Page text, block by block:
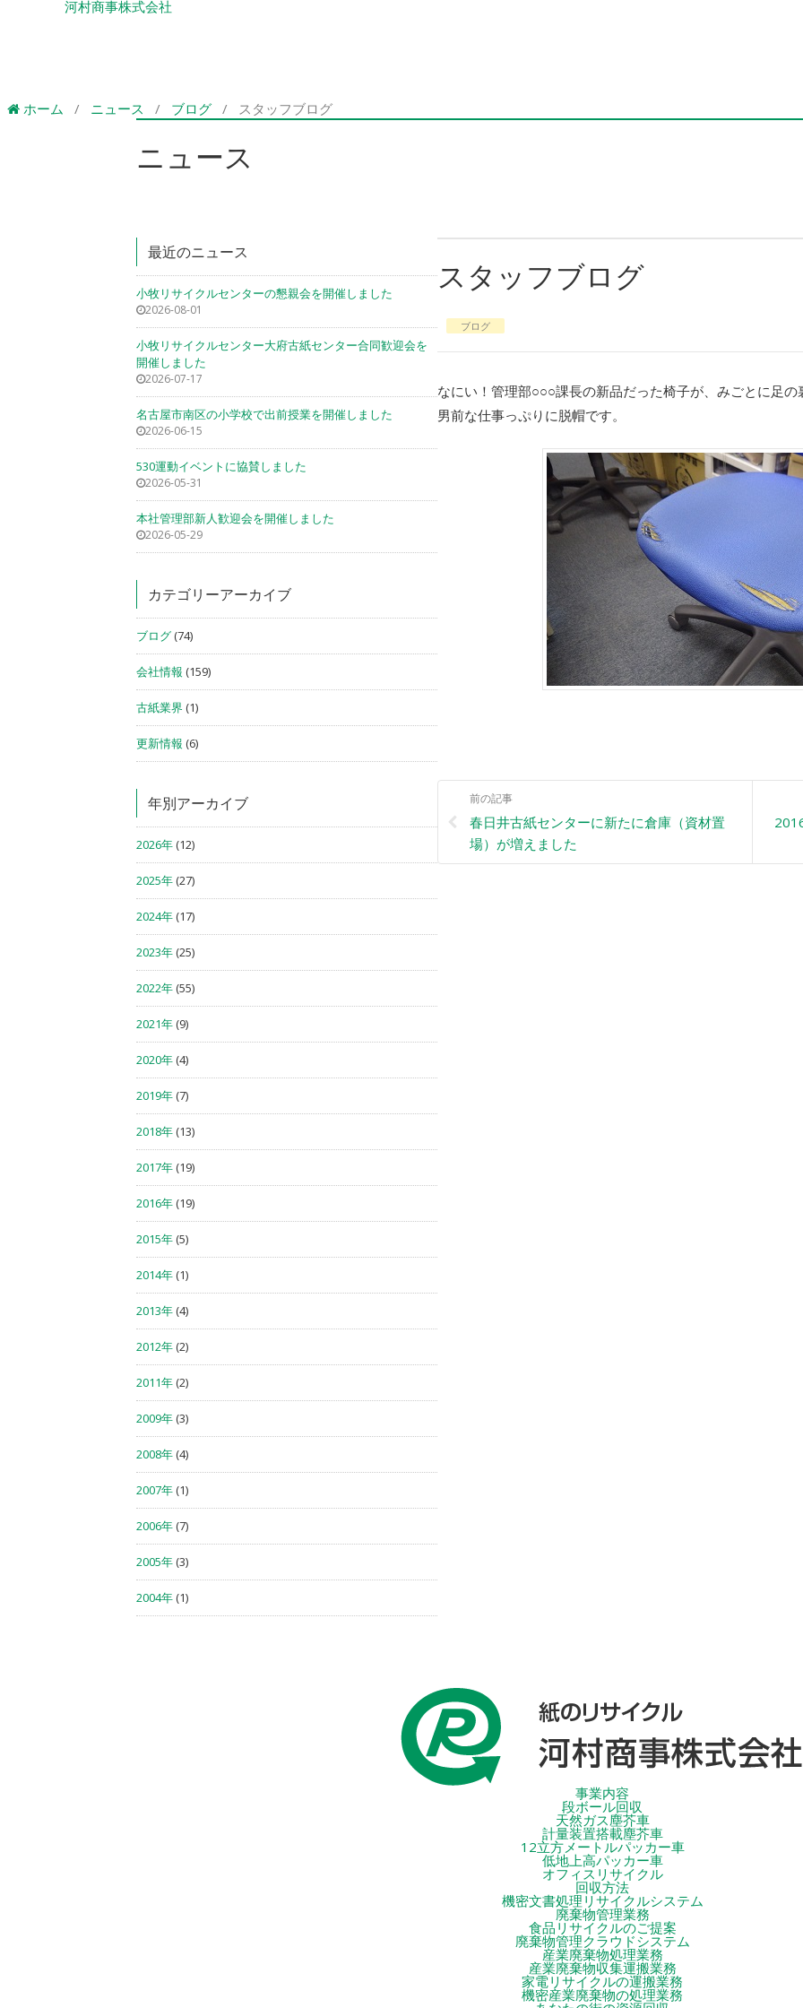
河村商事株式会社
ホーム / ニュース / ブログ / スタッフブログ
ニュース
スタッフブログ
ブログ
なにい！管理部○○○課長の新品だった椅子が、みごとに足
男前な仕事っぷりに脱帽です。
前の記事
春日井古紙センターに新たに倉庫（資材置
場）が増えました
最近のニュース
小牧リサイクルセンターの懇親会を開催しました
2026-08-01
小牧リサイクルセンター大府古紙センター合同歓迎会を
開催しました
2026-07-17
名古屋市南区の小学校で出前授業を開催しました
2026-06-15
530運動イベントに協賛しました
2026-05-31
本社管理部新人歓迎会を開催しました
2026-05-29
カテゴリーアーカイブ
ブログ(74)
会社情報 (159)
古紙業界 (1)
更新情報 (6)
年別アーカイブ
2026年(12)
2025年(27)
2024年(17)
2023年(25)
2022年(55)
2021年(9)
2020年(4)
2019年(7)
2018年(13)
2017年(19)
2016年(19)
2015年(5)
2014年(1)
2013年(4)
2012年(2)
2011年(2)
2009年(3)
2008年(4)
2007年(1)
2006年(7)
2005年(3)
2004年(1)
事業内容
段ボール回収
天然ガス塵芥車
計量装置搭載塵芥車
12立方メートルパッカー車
低地上高パッカー車
オフィスリサイクル
回収方法
機密文書処理リサイクルシステム
廃棄物管理業務
食品リサイクルのご提案
廃棄物管理クラウドシステム
産業廃棄物処理業務
産業廃棄物収集運搬業務
家電リサイクルの運搬業務
機密産業廃棄物の処理業務